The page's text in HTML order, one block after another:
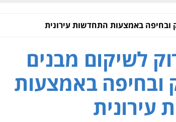
ובחיפה באמצעות התחדשות עירונית
לשיקום מבנים
ובחיפה באמצעות
עירונית